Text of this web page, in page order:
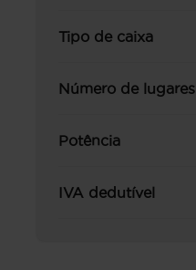
Tipo de caixa
Número de lugares
Potência
IVA dedutível